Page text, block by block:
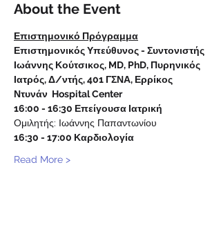
About the Event
Επιστημονικό Πρόγραμμα
Επιστημονικός Υπεύθυνος - Συντονιστής
Ιωάννης Κούτσικος, MD, PhD, Πυρηνικός
Ιατρός, Δ/ντής, 401 ΓΣΝΑ, Ερρίκος
Ντυνάν  Hospital Center
16:00 - 16:30 Επείγουσα Ιατρική
Ομιλητής: Ιωάννης Παπαντωνίου
16:30 - 17:00 Καρδιολογία
Read More >